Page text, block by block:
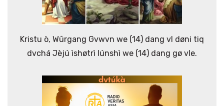
Kristu ò, Wūrgang Gvwvn we (14) dang vl døni tiq
dvchá Jèjú ìshøtrì lúnshì we (14) dang gø vle.